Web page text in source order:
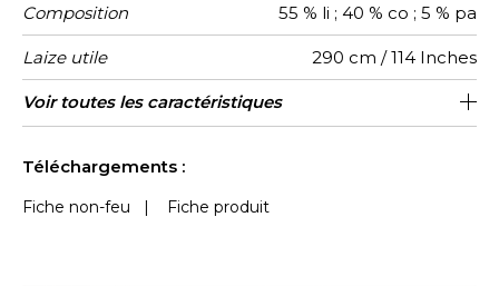
Composition 55 % li ; 40 % co ; 5 % pa
Laize utile 290 cm / 114 Inches
Raccord Raccord droit
Sens De large
Poids g/m² 240
Performance
Accoustique
aw - 0.15
Usage
Entretien
Pays
d'origine
Belgique
Rapport
Vertical
6 cm / 2 Inches
Caractéristiques
Outdoor
Voir toutes les caractéristiques
Téléchargements :
Fiche non-feu | Fiche produit